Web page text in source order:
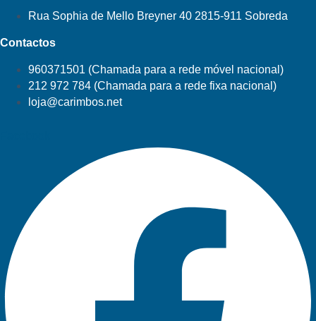
Rua Sophia de Mello Breyner 40 2815-911 Sobreda
Contactos
960371501 (Chamada para a rede móvel nacional)
212 972 784 (Chamada para a rede fixa nacional)
loja@carimbos.net